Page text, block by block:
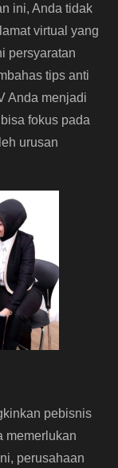
ini, Anda tidak
virtual yang
persyaratan
tips anti
Anda menjadi
fokus pada
urusan
pebisnis
memerlukan
perusahaan